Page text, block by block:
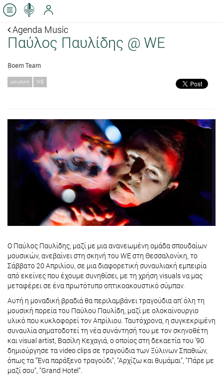
Agenda Music
Παύλος Παυλίδης @ WE
Boem Team
μουσική WE
Ο Παύλος Παυλίδης, μαζί με μια ανανεωμένη ομάδα σπουδαίων
μουσικών, ανεβαίνει στη σκηνή του WE στη Θεσσαλονίκη, το
Σάββατο 20 Απριλίου, σε μια διαφορετική συναυλιακή εμπειρία
από εκείνες που έχουμε συνηθίσει, με τη χρήση visuals να μας
μεταφέρει σε ένα πρωτότυπο οπτικοακουστικό σύμπαν.
Αυτή η μοναδική βραδιά θα περιλαμβάνει τραγούδια απ’ όλη τη
μουσική πορεία του Παύλου Παυλίδη, μαζί με ολοκαίνουργιο
υλικό που κυκλοφορεί τον Απρίλιου. Ταυτόχρονα, η συγκεκριμένη
συναυλία σηματοδοτεί τη νέα συνάντησή του με τον σκηνοθέτη
και visual artist, Βασίλη Κεχαγιά, ο οποίος στη δεκαετία του ’90
δημιούργησε τα video clips σε τραγούδια των Ξύλινων Σπαθιών,
όπως τα "Ένα παράξενο τραγούδι", "Αρχίζω και θυμάμαι", "Πάρε με
μαζί σου", "Grand Hotel".